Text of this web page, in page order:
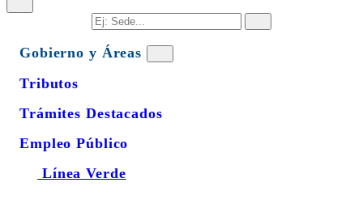
Gobierno y Áreas
Tributos
Trámites Destacados
Empleo Público
Línea Verde